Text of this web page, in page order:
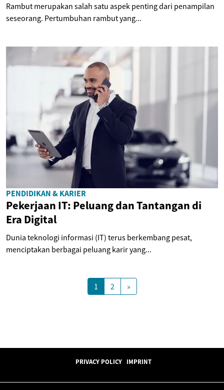
Rambut merupakan salah satu aspek penting dari penampilan
seseorang. Pertumbuhan rambut yang...
PENDIDIKAN & KARIER
Pekerjaan IT: Peluang dan Tantangan di
Era Digital
Dunia teknologi informasi (IT) terus berkembang pesat,
menciptakan berbagai peluang karir yang...
1 2 »
PRIVACY POLICY IMPRINT